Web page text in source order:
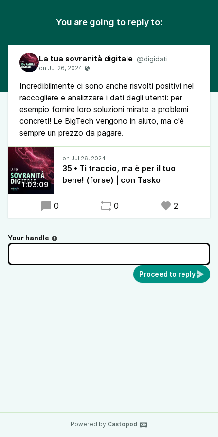
You are going to reply to:
La tua sovranità digitale @digidati
Incredibilmente ci sono anche risvolti positivi nel
raccogliere e analizzare i dati degli utenti: per
esempio fornire loro soluzioni mirate a problemi
concreti! Le BigTech vengono in aiuto, ma c'è
sempre un prezzo da pagare.
1:03:09
35 • Ti traccio, ma è per il tuo
bene! (forse) | con Tasko
0 0 2
Your handle
Proceed to reply
Powered by Castopod